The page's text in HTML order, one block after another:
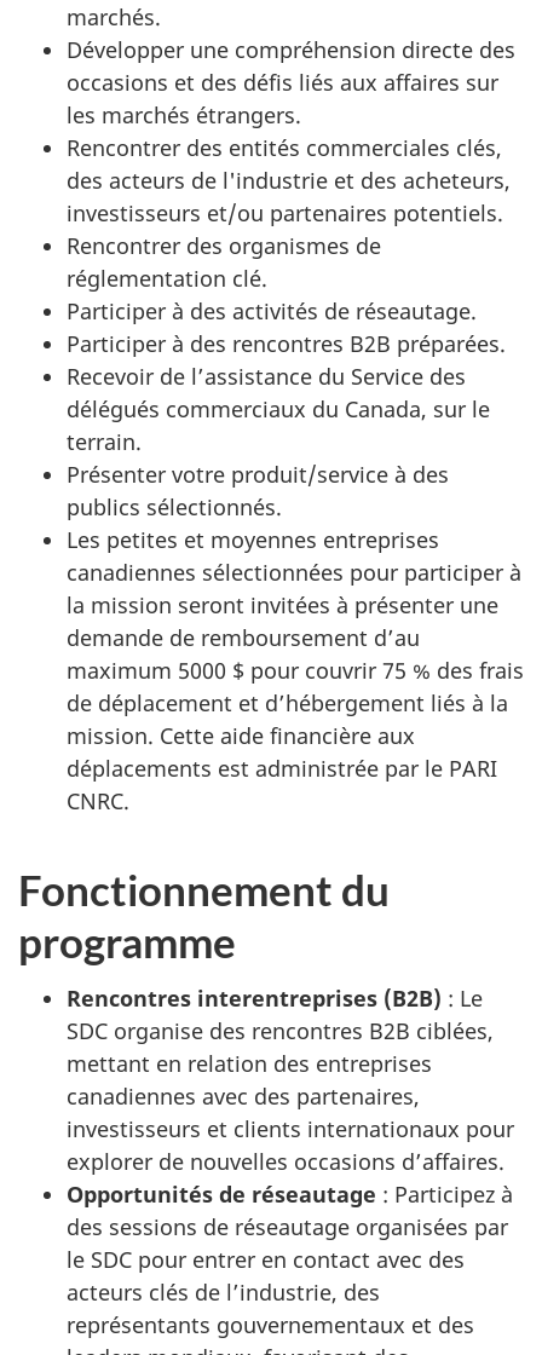
marchés.
Développer une compréhension directe des
occasions et des défis liés aux affaires sur
les marchés étrangers.
Rencontrer des entités commerciales clés,
des acteurs de l'industrie et des acheteurs,
investisseurs et/ou partenaires potentiels.
Rencontrer des organismes de
réglementation clé.
Participer à des activités de réseautage.
Participer à des rencontres B2B préparées.
Recevoir de l’assistance du Service des
délégués commerciaux du Canada, sur le
terrain.
Présenter votre produit/service à des
publics sélectionnés.
Les petites et moyennes entreprises
canadiennes sélectionnées pour participer à
la mission seront invitées à présenter une
demande de remboursement d’au
maximum 5000 $ pour couvrir 75 % des frais
de déplacement et d’hébergement liés à la
mission. Cette aide financière aux
déplacements est administrée par le PARI
CNRC.
Fonctionnement du
programme
Rencontres interentreprises (B2B) : Le
SDC organise des rencontres B2B ciblées,
mettant en relation des entreprises
canadiennes avec des partenaires,
investisseurs et clients internationaux pour
explorer de nouvelles occasions d’affaires.
Opportunités de réseautage : Participez à
des sessions de réseautage organisées par
le SDC pour entrer en contact avec des
acteurs clés de l’industrie, des
représentants gouvernementaux et des